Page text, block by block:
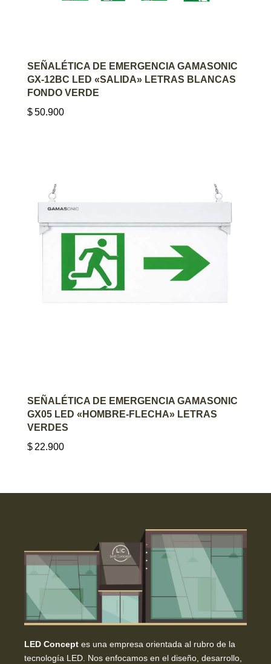
AGREGAR AL CARRITO
SEÑALÉTICA DE EMERGENCIA GAMASONIC
GX-12BC LED «SALIDA» LETRAS BLANCAS
FONDO VERDE
$50.900
AGREGAR AL CARRITO
SEÑALÉTICA DE EMERGENCIA GAMASONIC
GX05 LED «HOMBRE-FLECHA» LETRAS
VERDES
$ 22.900
LED Concept es una empresa orientada al rubro de la
tecnología LED. Nos enfocamos en el diseño, desarrollo,